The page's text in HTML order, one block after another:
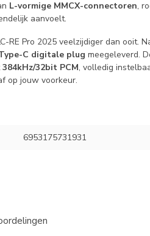
L-vormige MMCX-connectoren,
aanvoelt.
RE Pro 2025 veelzijdiger dan ooit.
C digitale plug meegeleverd.
384kHz/32bit PCM, volledig
op jouw voorkeur.
6953175731931